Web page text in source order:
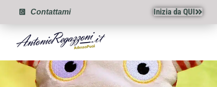
Contattami Inizia da QUI